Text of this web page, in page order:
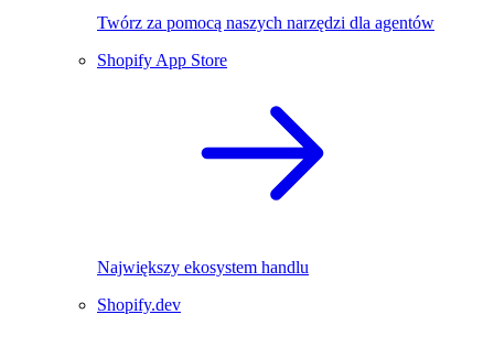
Twórz za pomocą naszych narzędzi dla agentów
Shopify App Store
Największy ekosystem handlu
Shopify.dev